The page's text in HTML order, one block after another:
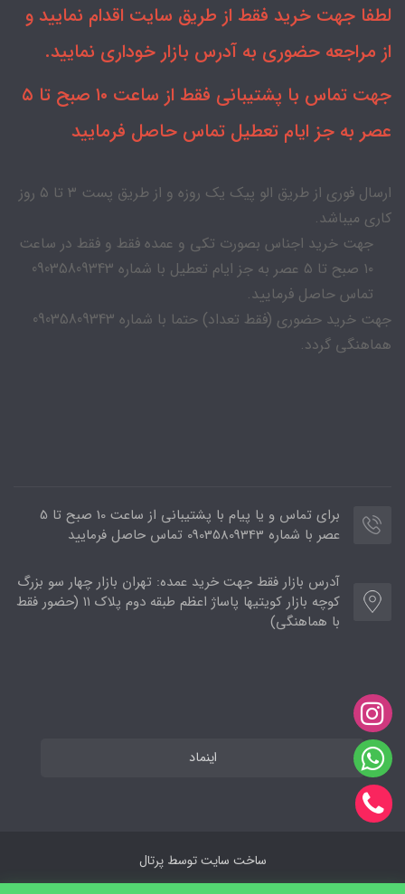
لطفا جهت خرید فقط از طریق سایت اقدام نمایید و
از مراجعه حضوری به آدرس بازار خوداری نمایید.
جهت تماس با پشتیبانی فقط از ساعت ۱۰ صبح تا ۵
عصر به جز ایام تعطیل تماس حاصل فرمایید
ارسال فوری از طریق الو پیک یک روزه و از طریق پست ۳ تا ۵ روز
کاری میباشد.
جهت خرید اجناس بصورت تکی و عمده فقط و فقط در ساعت
۱۰ صبح تا ۵ عصر به جز ایام تعطیل با شماره 09035809343
تماس حاصل فرمایید.
جهت خرید حضوری (فقط تعداد) حتما با شماره 09035809343
هماهنگی گردد.
برای تماس و یا پیام با پشتیبانی از ساعت 10 صبح تا 5
عصر با شماره 09035809343 تماس حاصل فرمایید
آدرس بازار فقط جهت خرید عمده: تهران بازار چهار سو بزرگ
کوچه بازار کویتیها پاساژ اعظم طبقه دوم پلاک ۱۱ (حضور فقط
با هماهنگی)
اینماد
ساخت سایت توسطپرتال